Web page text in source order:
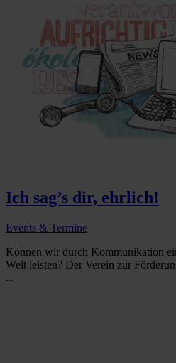
Ich sag’s dir, ehrlich!
Events & Termine
Können wir durch Kommunikation
Welt leisten? Der Verein zur
...